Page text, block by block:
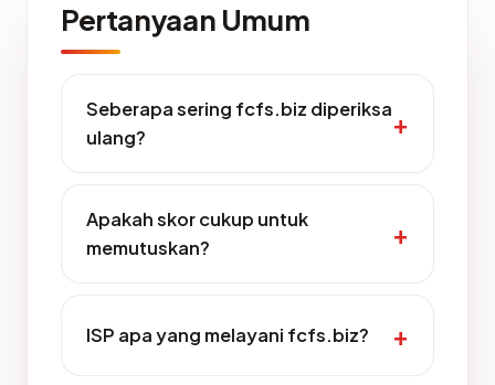
Pertanyaan Umum
Seberapa sering fcfs.biz diperiksa
ulang?
Apakah skor cukup untuk
memutuskan?
ISP apa yang melayani fcfs.biz?